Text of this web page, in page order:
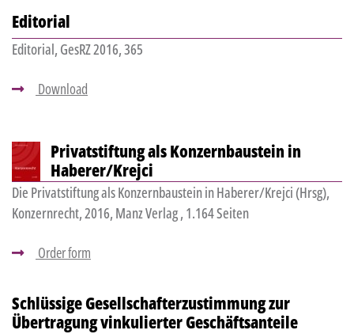
Editorial
Editorial, GesRZ 2016, 365
Download
Privatstiftung als Konzernbaustein in
Haberer/Krejci
Die Privatstiftung als Konzernbaustein in Haberer/Krejci (Hrsg),
Konzernrecht, 2016, Manz Verlag , 1.164 Seiten
Order form
Schlüssige Gesellschafterzustimmung zur
Übertragung vinkulierter Geschäftsanteile